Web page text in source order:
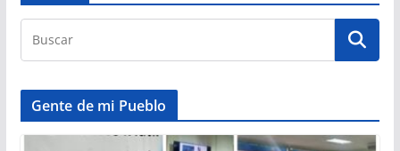
Gente de mi Pueblo